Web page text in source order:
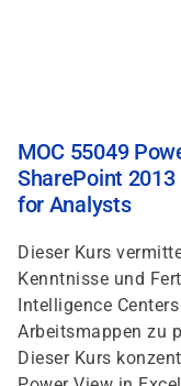
MOC 55049
SharePoint
for Analysts
Dieser Kurs
Kenntnisse und
Intelligence
Arbeitsmappen zu
Dieser Kurs